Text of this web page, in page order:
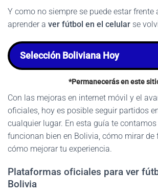
Y como no siempre se puede estar frente
aprender a ver fútbol en el celular se
Selección Boliviana Hoy
*Permanecerás en este
Con las mejoras en internet móvil y el
oficiales, hoy es posible seguir partidos
cualquier lugar. En esta guía te
funcionan bien en Bolivia, cómo mirar de
cómo mejorar tu experiencia.
Plataformas oficiales para ver
Bolivia